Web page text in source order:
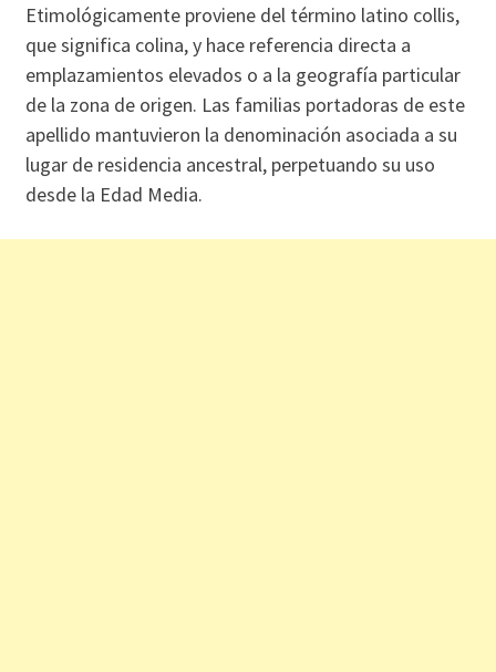
Etimológicamente proviene del término latino collis,
que significa colina, y hace referencia directa a
emplazamientos elevados o a la geografía particular
de la zona de origen. Las familias portadoras de este
apellido mantuvieron la denominación asociada a su
lugar de residencia ancestral, perpetuando su uso
desde la Edad Media.